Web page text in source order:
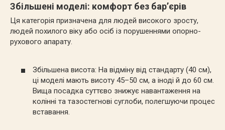
Збільшені моделі: комфорт без бар’єрів
Ця категорія призначена для людей високого зросту,
людей похилого віку або осіб із порушеннями опорно-
рухового апарату.
Збільшена висота: На відміну від стандарту (40 см),
ці моделі мають висоту 45–50 см, а іноді й до 60 см.
Вища посадка суттєво знижує навантаження на
колінні та тазостегнові суглоби, полегшуючи процес
вставання.